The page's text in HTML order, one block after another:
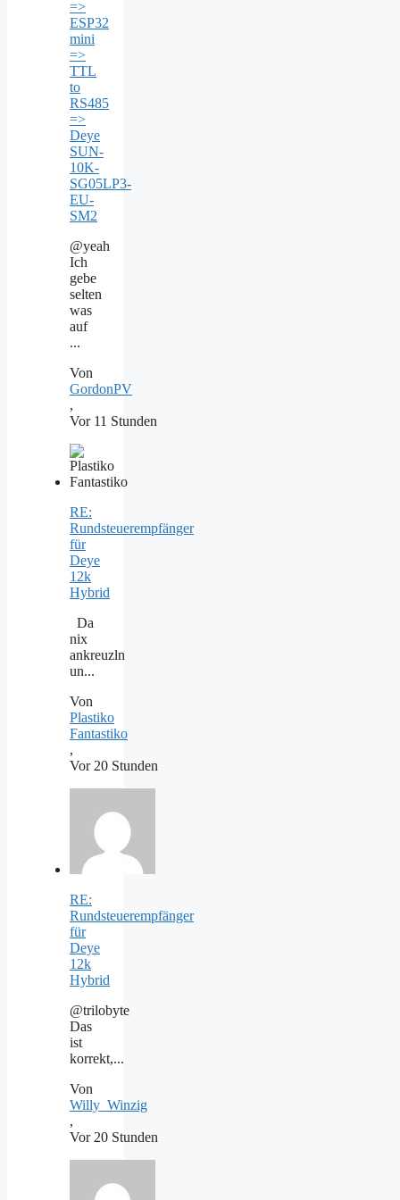
=>
ESP32
mini
=>
TTL
to
RS485
=>
Deye
SUN-
10K-
SG05LP3-
EU-
SM2
@yeah
Ich
gebe
selten
was
auf
...
Von
GordonPV
,
Vor 11 Stunden
RE:
Rundsteuerempfänger
für
Deye
12k
Hybrid
Da
nix
ankreuzln
un...
Von
Plastiko
Fantastiko
,
Vor 20 Stunden
RE:
Rundsteuerempfänger
für
Deye
12k
Hybrid
@trilobyte
Das
ist
korrekt,...
Von
Willy_Winzig
,
Vor 20 Stunden